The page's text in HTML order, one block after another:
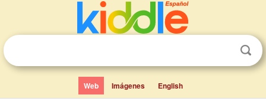
Web Imágenes English